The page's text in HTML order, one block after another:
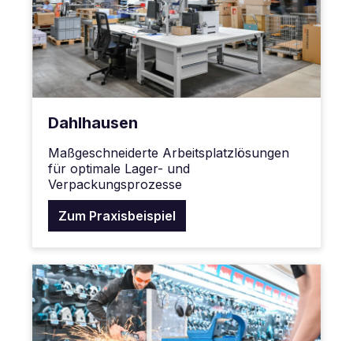
Dahlhausen
Maßgeschneiderte Arbeitsplatzlösungen
für optimale Lager- und
Verpackungsprozesse
Zum Praxisbeispiel